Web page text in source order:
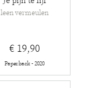
leen vermeulen
€ 19,90
Paperback - 2020